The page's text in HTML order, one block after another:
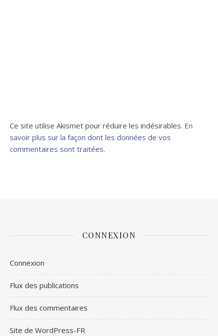
Ce site utilise Akismet pour réduire les indésirables. En
savoir plus sur la façon dont les données de vos
commentaires sont traitées.
CONNEXION
Connexion
Flux des publications
Flux des commentaires
Site de WordPress-FR